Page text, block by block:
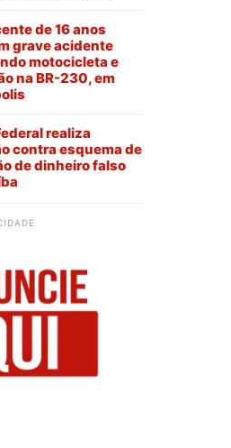
de 16 anos
grave acidente
motocicleta e
na BR-230, em
realiza
contra esquema de
de dinheiro falso